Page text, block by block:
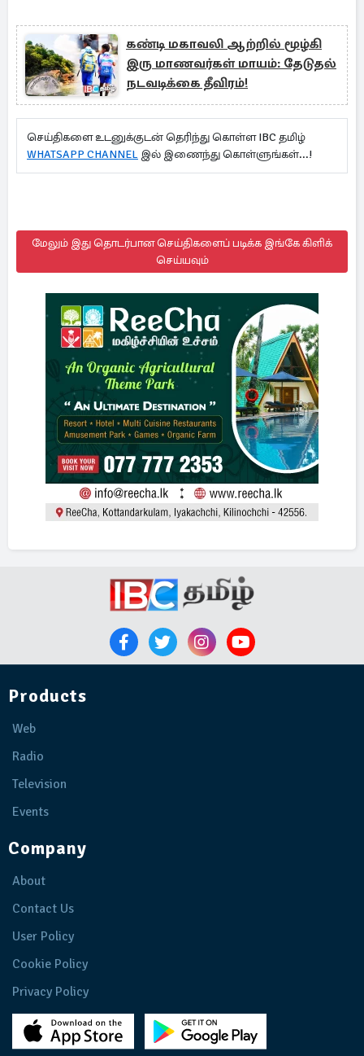
கண்டி மகாவலி ஆற்றில் மூழ்கி
இரு மாணவர்கள் மாயம்: தேடுதல்
நடவடிக்கை தீவிரம்!
செய்திகளை உடனுக்குடன் தெரிந்து கொள்ள IBC தமிழ்
WHATSAPP CHANNEL இல் இணைந்து கொள்ளுங்கள்...!
மேலும் இது தொடர்பான செய்திகளைப் படிக்க இங்கே கிளிக்
செய்யவும்
Products
Web
Radio
Television
Events
Company
About
Contact Us
User Policy
Cookie Policy
Privacy Policy